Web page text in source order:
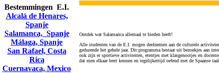
Bestemmingen E.I.
Alcalá de Henares,
Spanje
Salamanca, Spanje
Málaga, Spanje
San Rafael, Costa
Rica
Cuernavaca, Mexico
Ontdek wat Salamanca allemaal te bieden heeft!
Alle studenten van de E.I. mogen deelnemen aan de culturele
gedurende het gehele jaar. Dit programma bestaat uit bezoekjes aan
ook zijn er sportieve activiteiten, etentjes met klasgenootjes en
dat men elkaar leert kennen en tegelijkertijd oefend met de Spaanse